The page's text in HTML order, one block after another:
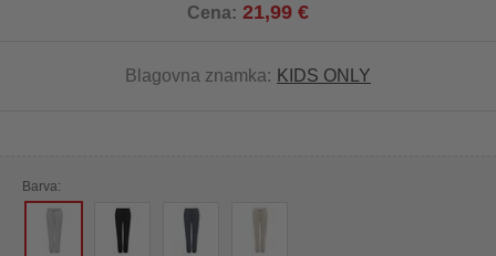
Cena: 21,99 €
Blagovna znamka: KIDS ONLY
Barva: